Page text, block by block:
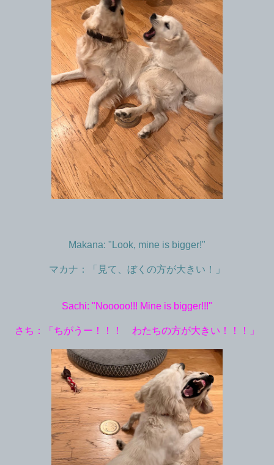
Makana: "Look, mine is bigger!"
マカナ：「見て、ぼくの方が大きい！」
Sachi: "Nooooo!!! Mine is bigger!!!"
さち：「ちがうー！！！ わたちの方が大きい！！！」